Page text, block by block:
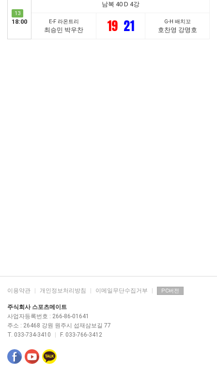
13
18:00
남복 40 D 4강
E-F 라온트리
최승민 박우찬 19 21 G-H 배치꼬
호찬영 강명호
이용약관 개인정보처리방침 이메일무단수집거부 PC버전
주식회사 스포츠메이트
사업자등록번호 : 266-86-01641
주소 : 26468 강원 원주시 섭재삼보길 77
T. 033-734-3410
F. 033-766-3412